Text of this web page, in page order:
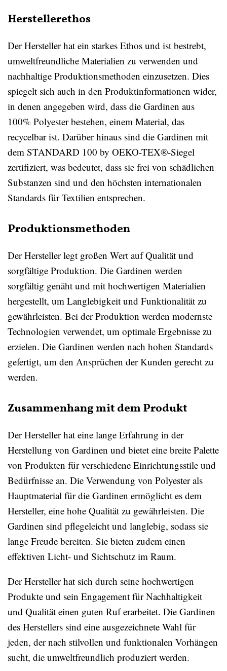
Herstellerethos
Der Hersteller hat ein starkes Ethos und ist bestrebt,
umweltfreundliche Materialien zu verwenden und
nachhaltige Produktionsmethoden einzusetzen. Dies
spiegelt sich auch in den Produktinformationen wider,
in denen angegeben wird, dass die Gardinen aus
100% Polyester bestehen, einem Material, das
recycelbar ist. Darüber hinaus sind die Gardinen mit
dem STANDARD 100 by OEKO-TEX®-Siegel
zertifiziert, was bedeutet, dass sie frei von schädlichen
Substanzen sind und den höchsten internationalen
Standards für Textilien entsprechen.
Produktionsmethoden
Der Hersteller legt großen Wert auf Qualität und
sorgfältige Produktion. Die Gardinen werden
sorgfältig genäht und mit hochwertigen Materialien
hergestellt, um Langlebigkeit und Funktionalität zu
gewährleisten. Bei der Produktion werden modernste
Technologien verwendet, um optimale Ergebnisse zu
erzielen. Die Gardinen werden nach hohen Standards
gefertigt, um den Ansprüchen der Kunden gerecht zu
werden.
Zusammenhang mit dem Produkt
Der Hersteller hat eine lange Erfahrung in der
Herstellung von Gardinen und bietet eine breite Palette
von Produkten für verschiedene Einrichtungsstile und
Bedürfnisse an. Die Verwendung von Polyester als
Hauptmaterial für die Gardinen ermöglicht es dem
Hersteller, eine hohe Qualität zu gewährleisten. Die
Gardinen sind pflegeleicht und langlebig, sodass sie
lange Freude bereiten. Sie bieten zudem einen
effektiven Licht- und Sichtschutz im Raum.
Der Hersteller hat sich durch seine hochwertigen
Produkte und sein Engagement für Nachhaltigkeit
und Qualität einen guten Ruf erarbeitet. Die Gardinen
des Herstellers sind eine ausgezeichnete Wahl für
jeden, der nach stilvollen und funktionalen Vorhängen
sucht, die umweltfreundlich produziert werden.